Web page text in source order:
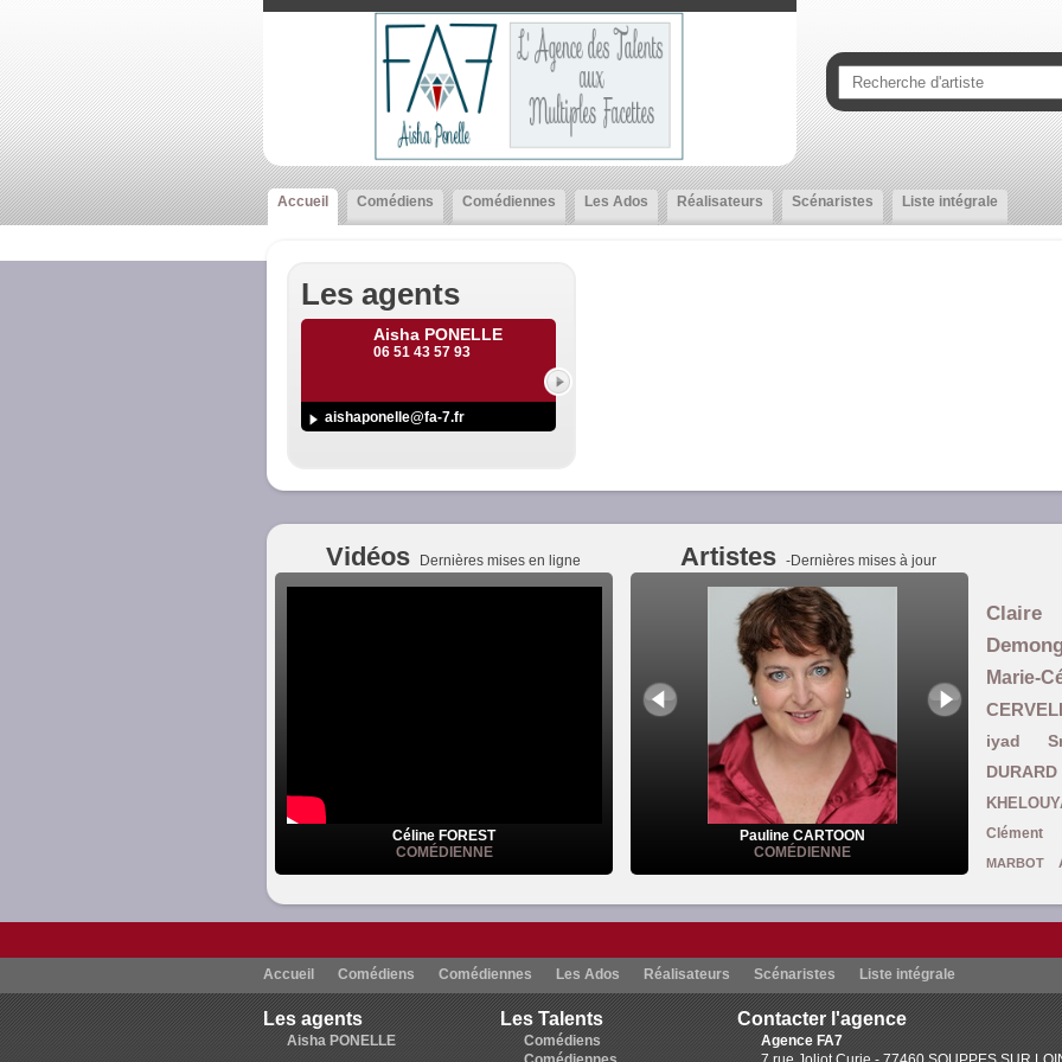
Accueil Comédiens Comédiennes Les Ados Réalisateurs Scénaristes Liste intégrale
Les agents
Aisha PONELLE
06 51 43 57 93
aishaponelle@fa-7.fr
Vidéos Dernières mises en ligne
Céline FOREST
COMÉDIENNE
Artistes -Dernières mises à jour
Pauline CARTOON
COMÉDIENNE
Claire
Marie-
iyad
DURARD
Clément
MARBOT
Carine
Guillemette
Accueil Comédiens Comédiennes Les Ados Réalisateurs Scénaristes Liste intégrale
Les agents
Aisha PONELLE
Les Talents
Comédiens
Contacter l'agence
Agence FA7